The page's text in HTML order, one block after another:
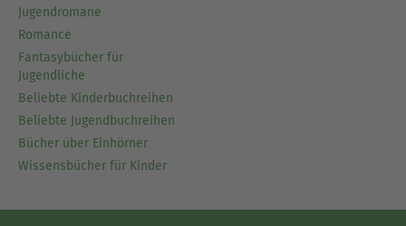
Jugendromane
Romance
Fantasybücher für
Jugendliche
Beliebte Kinderbuchreihen
Beliebte Jugendbuchreihen
Bücher über Einhörner
Wissensbücher für Kinder